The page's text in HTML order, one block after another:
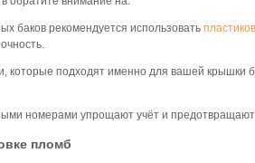
баков рекомендуется использовать
которые подходят именно для вашей
номерами упрощают учёт и
пломб